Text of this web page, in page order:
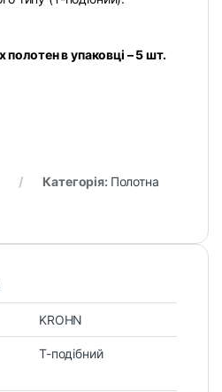
полотен в упаковці – 5 шт.
Категорія: Полотна
KROHN
T-подібний